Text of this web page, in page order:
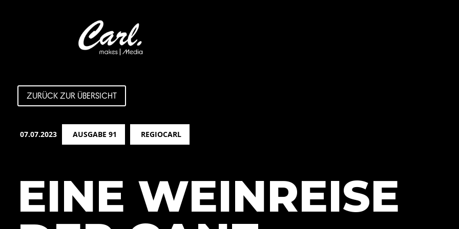
ZURÜCK ZUR ÜBERSICHT
07.07.2023 AUSGABE 91 REGIOCARL
EINE WEINREISE